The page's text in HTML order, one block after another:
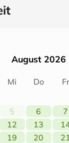
August 2026
Mi Do Fr
5 6 7
12 13
19 20